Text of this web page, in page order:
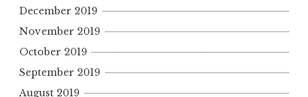
December 2019
November 2019
October 2019
September 2019
August 2019